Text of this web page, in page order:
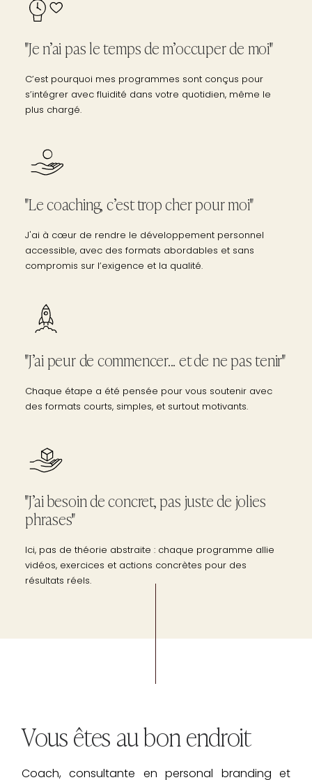
"Je n’ai pas le temps de m’occuper de moi"
C’est pourquoi mes programmes sont conçus pour
s’intégrer avec fluidité dans votre quotidien, même le
plus chargé.
"Le coaching, c’est trop cher pour moi"
J'ai à cœur de rendre le développement personnel
accessible, avec des formats abordables et sans
compromis sur l’exigence et la qualité.
"J’ai peur de commencer... et de ne pas tenir"
Chaque étape a été pensée pour vous soutenir avec
des formats courts, simples, et surtout motivants.
"J’ai besoin de concret, pas juste de jolies
phrases"
Ici, pas de théorie abstraite : chaque programme allie
vidéos, exercices et actions concrètes pour des
résultats réels.
Vous êtes au bon endroit
Coach, consultante en personal branding et